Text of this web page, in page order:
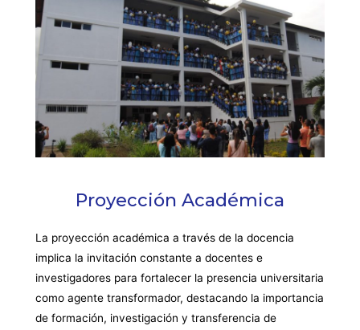
Proyección Académica
La proyección académica a través de la docencia
implica la invitación constante a docentes e
investigadores para fortalecer la presencia universitaria
como agente transformador, destacando la importancia
de formación, investigación y transferencia de